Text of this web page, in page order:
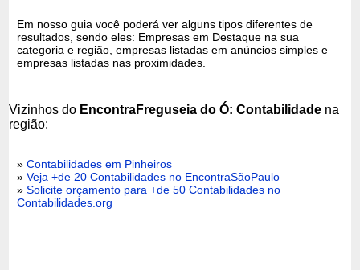
Em nosso guia você poderá ver alguns tipos diferentes de
resultados, sendo eles: Empresas em Destaque na sua
categoria e região, empresas listadas em anúncios simples e
empresas listadas nas proximidades.
Vizinhos do EncontraFreguseia do Ó: Contabilidade na
região:
»Contabilidades em Pinheiros
»Veja +de 20 Contabilidades no EncontraSãoPaulo
»Solicite orçamento para +de 50 Contabilidades no
Contabilidades.org